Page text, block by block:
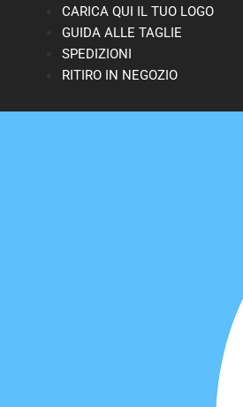
CARICA QUI IL TUO LOGO
GUIDA ALLE TAGLIE
SPEDIZIONI
RITIRO IN NEGOZIO